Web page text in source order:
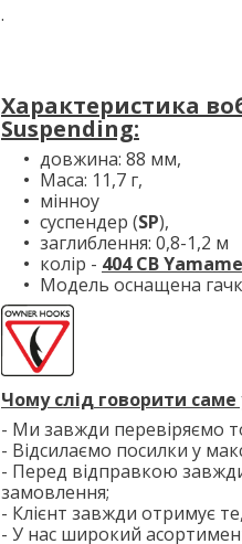
.
Характеристика
Suspending:
довжина: 88 мм,
Маса: 11,7 г,
мінноу
суспендер (SP),
заглиблення: 0,8-1,2 м
колір - 404 CB Yamame
Модель оснащена
Чому слід говорити саме
- Ми завжди перевіряємо
- Відсилаємо посилки у
- Перед відправкою
замовлення;
- Клієнт завжди отримує
- У нас широкий